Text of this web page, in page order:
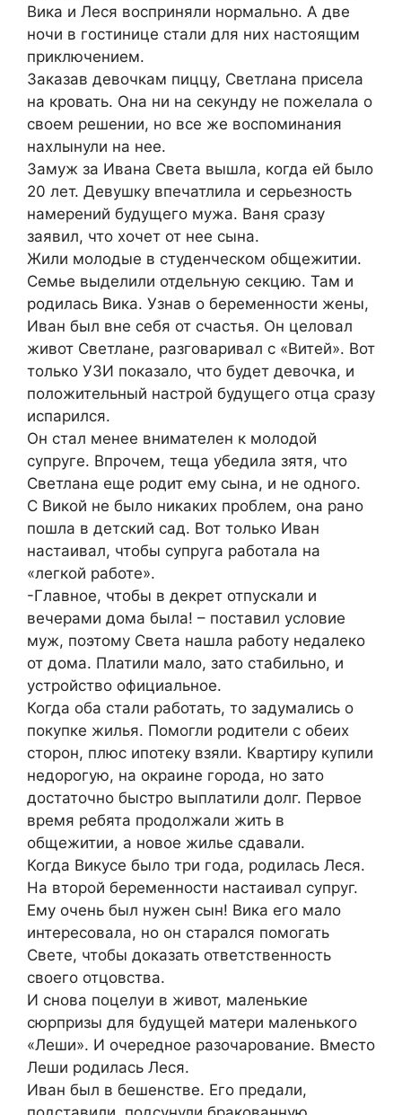
Вика и Леся восприняли нормально. А две
ночи в гостинице стали для них настоящим
приключением.
Заказав девочкам пиццу, Светлана присела
на кровать. Она ни на секунду не пожелала о
своем решении, но все же воспоминания
нахлынули на нее.
Замуж за Ивана Света вышла, когда ей было
20 лет. Девушку впечатлила и серьезность
намерений будущего мужа. Ваня сразу
заявил, что хочет от нее сына.
Жили молодые в студенческом общежитии.
Семье выделили отдельную секцию. Там и
родилась Вика. Узнав о беременности жены,
Иван был вне себя от счастья. Он целовал
живот Светлане, разговаривал с «Витей». Вот
только УЗИ показало, что будет девочка, и
положительный настрой будущего отца сразу
испарился.
Он стал менее внимателен к молодой
супруге. Впрочем, теща убедила зятя, что
Светлана еще родит ему сына, и не одного.
С Викой не было никаких проблем, она рано
пошла в детский сад. Вот только Иван
настаивал, чтобы супруга работала на
«легкой работе».
-Главное, чтобы в декрет отпускали и
вечерами дома была! – поставил условие
муж, поэтому Света нашла работу недалеко
от дома. Платили мало, зато стабильно, и
устройство официальное.
Когда оба стали работать, то задумались о
покупке жилья. Помогли родители с обеих
сторон, плюс ипотеку взяли. Квартиру купили
недорогую, на окраине города, но зато
достаточно быстро выплатили долг. Первое
время ребята продолжали жить в
общежитии, а новое жилье сдавали.
Когда Викусе было три года, родилась Леся.
На второй беременности настаивал супруг.
Ему очень был нужен сын! Вика его мало
интересовала, но он старался помогать
Свете, чтобы доказать ответственность
своего отцовства.
И снова поцелуи в живот, маленькие
сюрпризы для будущей матери маленького
«Леши». И очередное разочарование. Вместо
Леши родилась Леся.
Иван был в бешенстве. Его предали,